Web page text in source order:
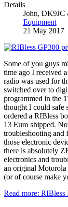
Details
John, DK9JC
Equipment
21 May 2017
Some of you guys
time ago I received
radio was used for
switched over to
programmed in the
thought I could safe
ordered a RIBless
13 Euro shipped.
troubleshooting and
those electronic
there is absolutely
electronics and
an original Motorola
(or of course make
Read more: